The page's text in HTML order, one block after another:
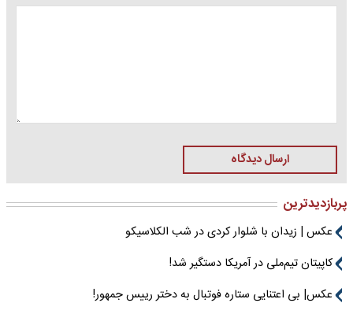
ارسال دیدگاه
پربازدیدترین
عکس | زیدان با شلوار کردی در شب الکلاسیکو
کاپیتان تیم‌ملی در آمریکا دستگیر شد!
عکس| بی اعتنایی ستاره فوتبال به دختر رییس جمهور!